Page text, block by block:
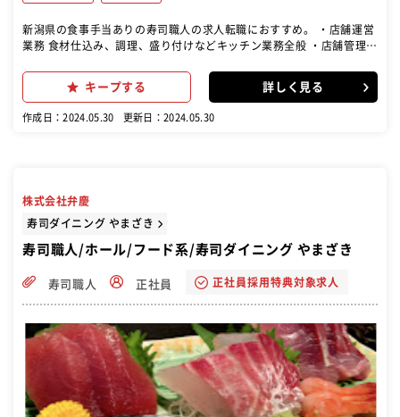
新潟県の食事手当ありの寿司職人の求人転職におすすめ。 ・店舗運営
業務 食材仕込み、調理、盛り付けなどキッチン業務全般 ・店舗管理業
任せします。
キープする 詳しく見る
作成日：2024.05.30 更新日：2024.05.30
株式会社弁慶
寿司ダイニング やまざき
寿司職人/ホール/フード系/寿司ダイニング やまざき
寿司職人 正社員 正社員採用特典対象求人